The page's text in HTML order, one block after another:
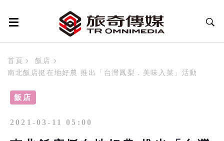
首頁
飯店
南北飯店挺在地好農 推出「台灣鳳梨．美味入菜」活動
飯店
2021-03-11 05:00